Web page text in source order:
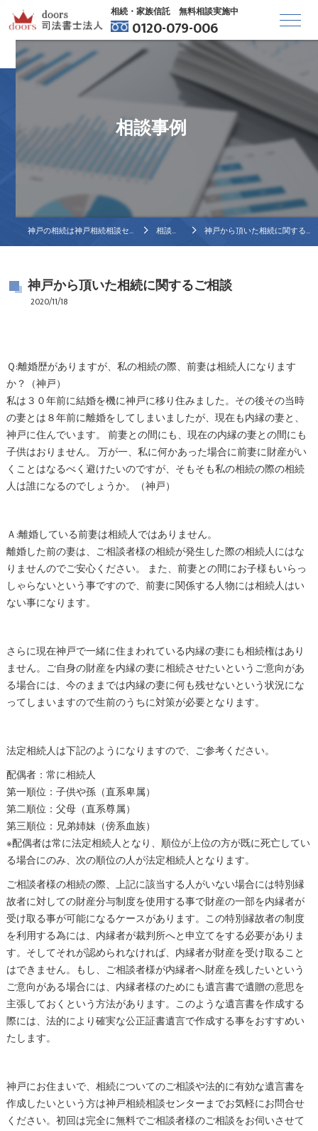
相続・家族信託 無料相談実施中
0120-079-006
相談事例
神戸の相続は神戸相続相談センター 相談事例 神戸から頂いた相続に関するご相談
神戸から頂いた相続に関するご相談
2020/11/18
Ｑ:離婚歴がありますが、私の相続の際、前妻は相続人になります
か？（神戸）
私は３０年前に結婚を機に神戸に移り住みました。その後その当時
の妻とは８年前に離婚をしてしまいましたが、現在も内縁の妻と、
神戸に住んでいます。 前妻との間にも、現在の内縁の妻との間にも
子供はおりません。 万が一、私に何かあった場合に前妻に財産がい
くことはなるべく避けたいのですが、そもそも私の相続の際の相続
人は誰になるのでしょうか。（神戸）
Ａ:離婚している前妻は相続人ではありません。
離婚した前の妻は、ご相談者様の相続が発生した際の相続人にはな
りませんのでご安心ください。 また、前妻との間にお子様もいらっ
しゃらないという事ですので、前妻に関係する人物には相続人はい
ない事になります。
さらに現在神戸で一緒に住まわれている内縁の妻にも相続権はあり
ません。ご自身の財産を内縁の妻に相続させたいというご意向があ
る場合には、今のままでは内縁の妻に何も残せないという状況にな
ってしまいますので生前のうちに対策が必要となります。
法定相続人は下記のようになりますので、ご参考ください。
配偶者：常に相続人
第一順位：子供や孫（直系卑属）
第二順位：父母（直系尊属）
第三順位：兄弟姉妹（傍系血族）
※配偶者は常に法定相続人となり、順位が上位の方が既に死亡してい
る場合にのみ、次の順位の人が法定相続人となります。
ご相談者様の相続の際、上記に該当する人がいない場合には特別縁
故者に対しての財産分与制度を使用する事で財産の一部を内縁者が
受け取る事が可能になるケースがあります。この特別縁故者の制度
を利用する為には、内縁者が裁判所へと申立てをする必要がありま
す。そしてそれが認められなければ、内縁者が財産を受け取ること
はできません。もし、ご相談者様が内縁者へ財産を残したいという
ご意向がある場合には、内縁者様のためにも遺言書で遺贈の意思を
主張しておくという方法があります。このような遺言書を作成する
際には、法的により確実な公正証書遺言で作成する事をおすすめい
たします。
神戸にお住まいで、相続についてのご相談や法的に有効な遺言書を
作成したいという方は神戸相続相談センターまでお気軽にお問合せ
ください。初回は完全に無料でご相談者様のご相談をお伺いさせて